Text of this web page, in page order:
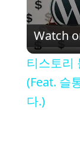
Watch
티스토리
(Feat. 슬
다.)